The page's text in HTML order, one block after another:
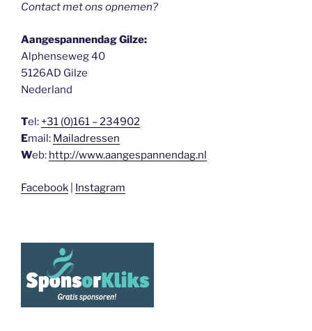
Contact met ons opnemen?
Aangespannendag Gilze:
Alphenseweg 40
5126AD Gilze
Nederland
Tel: +31 (0)161 – 234902
Email: Mailadressen
Web: http://www.aangespannendag.nl
Facebook Instagram